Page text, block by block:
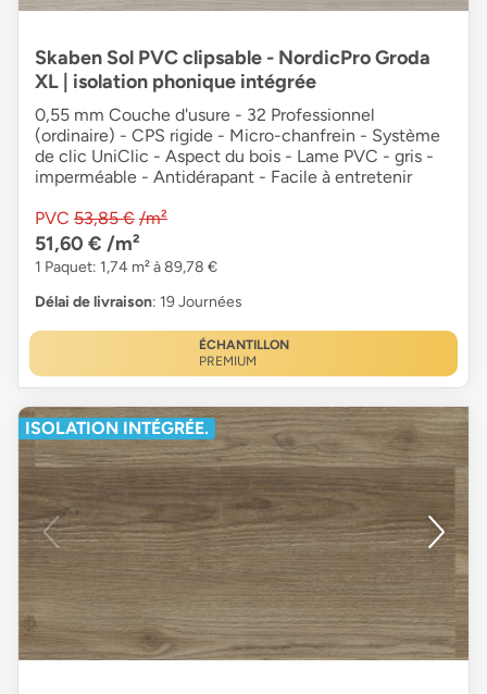
Skaben Sol PVC clipsable - NordicPro Groda
XL | isolation phonique intégrée
0,55 mm Couche d'usure - 32 Professionnel
(ordinaire) - CPS rigide - Micro-chanfrein - Système
de clic UniClic - Aspect du bois - Lame PVC - gris -
imperméable - Antidérapant - Facile à entretenir
PVC 53,85 € /m²
51,60 € /m²
1 Paquet: 1,74 m² à 89,78 €
Délai de livraison: 19 Journées
ÉCHANTILLON
PREMIUM
ISOLATION INTÉGRÉE.